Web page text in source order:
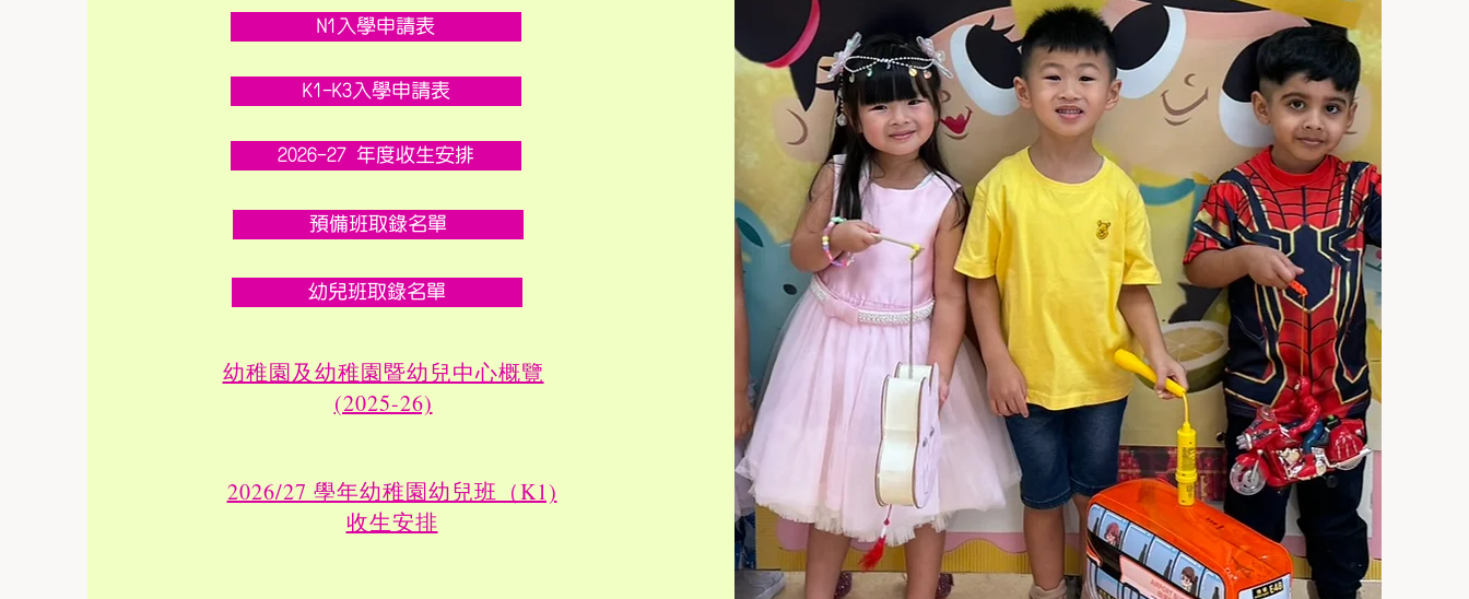
N1入學申請表
K1-K3入學申請表
2026-27 年度收生安排
預備班取錄名單
幼兒班取錄名單
幼稚園及幼稚園暨幼兒中心概覽
(2025-26)
2026/27 學年幼稚園幼兒班（K1)
收生安排